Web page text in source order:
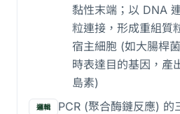
黏性末端；以 DNA
粒連接，形成重組質
宿主細胞 (如大腸桿
時表達目的基因，產
島素)
邏輯
PCR (聚合酶鏈反應) 的